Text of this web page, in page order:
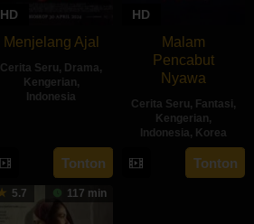
HD
Menjelang Ajal
Cerita Seru, Drama,
Kengerian,
Indonesia
Apr
2024
Daeng
Ratu
Tonton
HD
Malam
Pencabut
Nyawa
Cerita Seru, Fantasi,
Kengerian,
Indonesia, Korea
22
May
Sidharta
Tata
Tonton
5.7 117 min